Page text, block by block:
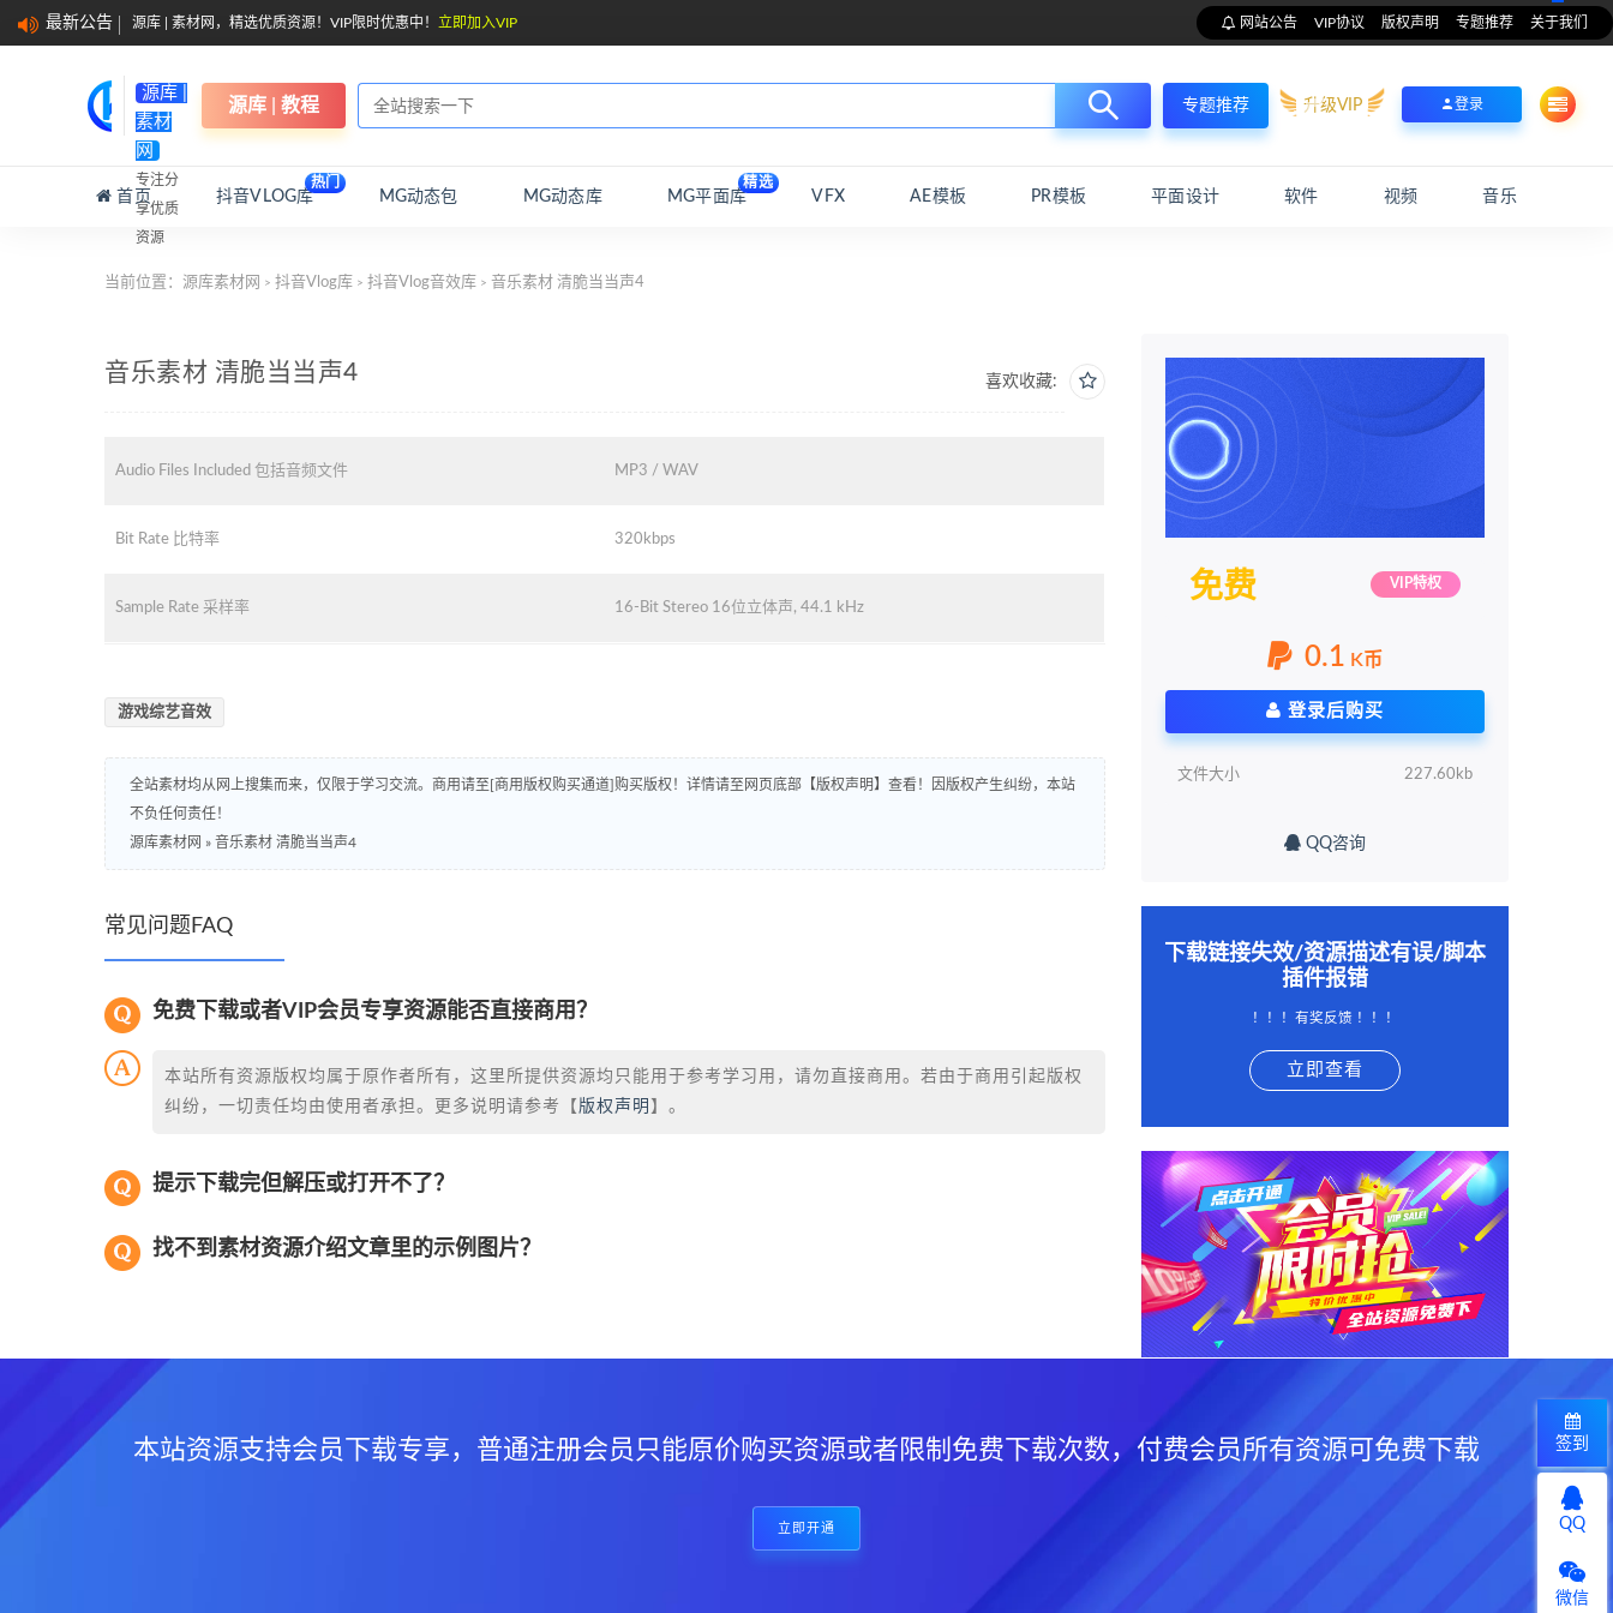
最新公告 源库 | 素材网，精选优质资源！VIP限时优惠中！ 立即加入VIP 网站公告 VIP协议 版权声明 专题推荐 关于我们
源库 |
素材
网
专注分
享优质
资源
源库 | 教程 专题推荐 升级VIP 登录
首页 抖音VLOG库
热门
MG动态包 MG动态库 MG平面库
精选
VFX AE模板 PR模板 平面设计 软件 视频 音乐
当前位置： 源库素材网 > 抖音Vlog库 > 抖音Vlog音效库 > 音乐素材 清脆当当声4
喜欢收藏:
音乐素材 清脆当当声4
Audio Files Included 包括音频文件 MP3 / WAV
Bit Rate 比特率 320kbps
Sample Rate 采样率 16-Bit Stereo 16位立体声, 44.1 kHz
游戏综艺音效
全站素材均从网上搜集而来，仅限于学习交流。商用请至[商用版权购买通道]购买版权！详情请至网页底部【版权声明】查看！因版权产生纠纷，本站
不负任何责任！
源库素材网 » 音乐素材 清脆当当声4
常见问题FAQ
免费下载或者VIP会员专享资源能否直接商用？
本站所有资源版权均属于原作者所有，这里所提供资源均只能用于参考学习用，请勿直接商用。若由于商用引起版权
纠纷，一切责任均由使用者承担。更多说明请参考【 版权声明 】。
提示下载完但解压或打开不了？
找不到素材资源介绍文章里的示例图片？
免费 VIP特权
0.1 K币
登录后购买
文件大小 227.60kb
QQ咨询
下载链接失效/资源描述有误/脚本
插件报错
！！！有奖反馈 ！！！
立即查看
本站资源支持会员下载专享，普通注册会员只能原价购买资源或者限制免费下载次数，付费会员所有资源可免费下载
立即开通
签到
QQ
微信